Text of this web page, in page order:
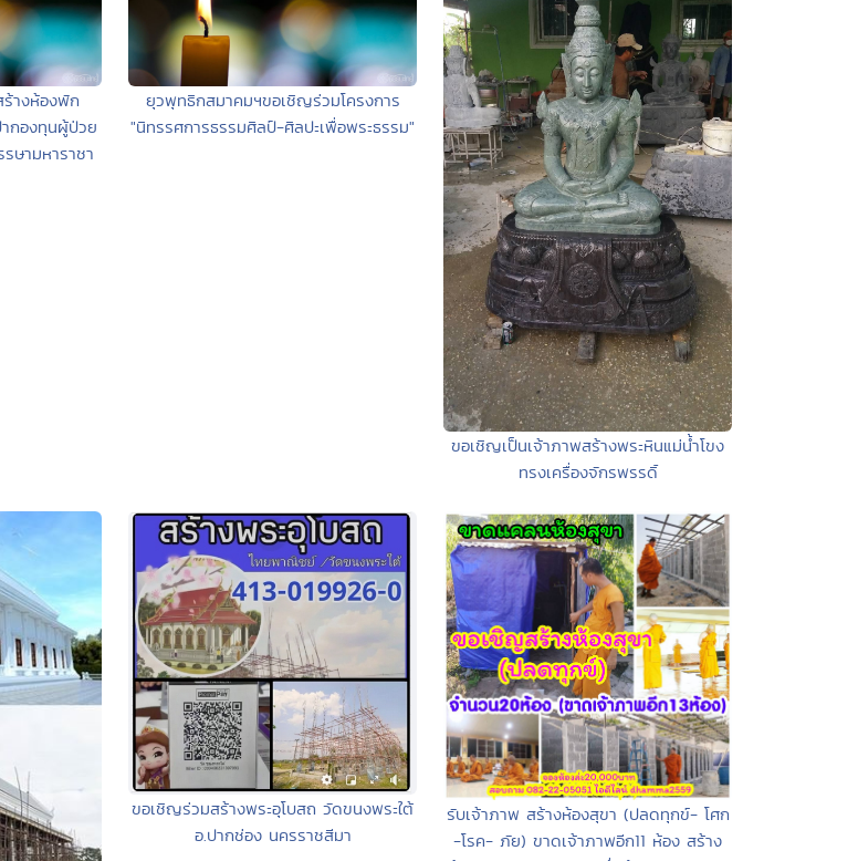
างห้องพัก
กองทุนผู้ป่วย
ษามหาราชา
ยุวพุทธิกสมาคมฯขอเชิญร่วมโครงการ
"นิทรรศการธรรมศิลป์-ศิลปะเพื่อพระธรรม"
ขอเชิญเป็นเจ้าภาพสร้างพระหินแม่น้ำโขง
ทรงเครื่องจักรพรรดิ์
ขอเชิญร่วมสร้างพระอุโบสถ วัดขนงพระใต้
อ.ปากช่อง นครราชสีมา
รับเจ้าภาพ สร้างห้องสุขา (ปลดทุกข์- โศก
-โรค- ภัย) ขาดเจ้าภาพอีก11 ห้อง สร้าง